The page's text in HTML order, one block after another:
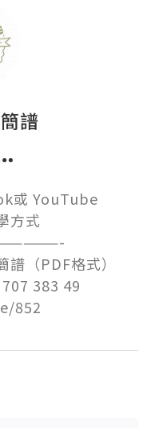
譜
或 YouTube
方式
（PDF格式）
383 49
852